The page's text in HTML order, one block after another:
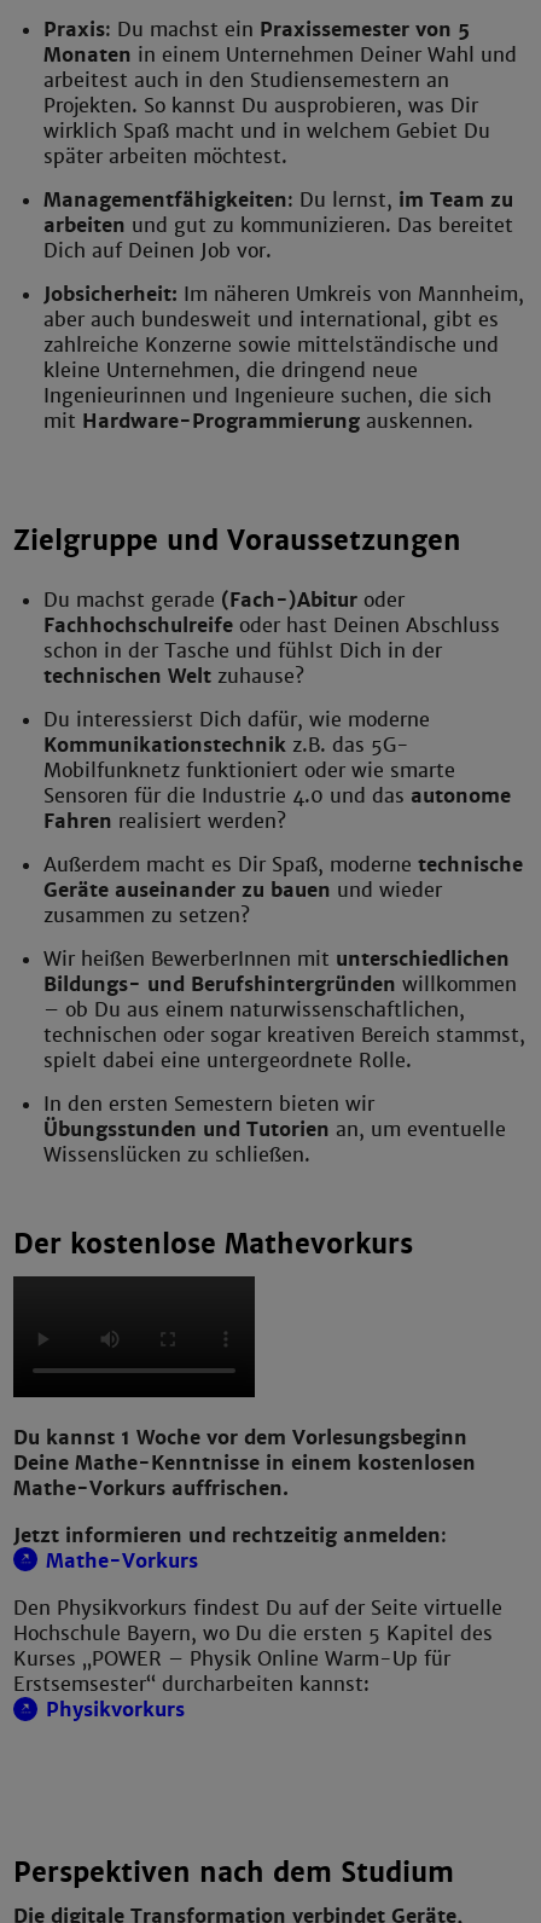
Praxis: Du machst ein Praxissemester von 5
Monaten in einem Unternehmen Deiner Wahl und
arbeitest auch in den Studiensemestern an
Projekten. So kannst Du ausprobieren, was Dir
wirklich Spaß macht und in welchem Gebiet Du
später arbeiten möchtest.
Managementfähigkeiten: Du lernst, im Team zu
arbeiten und gut zu kommunizieren. Das bereitet
Dich auf Deinen Job vor.
Jobsicherheit: Im näheren Umkreis von Mannheim,
aber auch bundesweit und international, gibt es
zahlreiche Konzerne sowie mittelständische und
kleine Unternehmen, die dringend neue
Ingenieurinnen und Ingenieure suchen, die sich
mit Hardware-Programmierung auskennen.
Zielgruppe und Voraussetzungen
Du machst gerade (Fach-)Abituroder
Fachhochschulreife oder hast Deinen Abschluss
schon in der Tasche und fühlst Dich in der
technischen Welt zuhause?
Du interessierst Dich dafür, wie moderne
Kommunikationstechnik z.B. das 5G-
Mobilfunknetz funktioniert oder wie smarte
Sensoren für die Industrie 4.0 und das autonome
Fahren realisiert werden?
Außerdem macht es Dir Spaß, modernetechnische
Geräte auseinander zu bauen und wieder
zusammen zu setzen?
Wir heißen BewerberInnen mit unterschiedlichen
Bildungs- und Berufshintergründen willkommen
– ob Du aus einem naturwissenschaftlichen,
technischen oder sogar kreativen Bereich stammst,
spielt dabei eine untergeordnete Rolle.
In den ersten Semestern bieten wir
Übungsstunden und Tutorien an, um eventuelle
Wissenslücken zu schließen.
Der kostenlose Mathevorkurs
Du kannst 1 Woche vor dem Vorlesungsbeginn
Deine Mathe-Kenntnisse in einem kostenlosen
Mathe-Vorkurs auffrischen.
Jetzt informieren und rechtzeitig anmelden:
Mathe-Vorkurs
Den Physikvorkurs findest Du auf der Seite virtuelle
Hochschule Bayern, wo Du die ersten 5 Kapitel des
Kurses „POWER – Physik Online Warm-Up für
Erstsemsester“ durcharbeiten kannst:
Physikvorkurs
Perspektiven nach dem Studium
Die digitale Transformation verbindet Geräte,